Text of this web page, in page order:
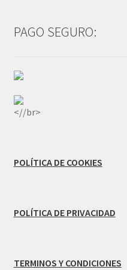
PAGO SEGURO:
<//br>
POLÍTICA DE COOKIES
POLÍTICA DE PRIVACIDAD
TERMINOS Y CONDICIONES